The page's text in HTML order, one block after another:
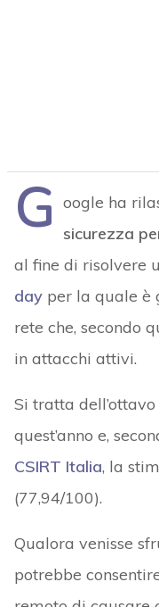
G oogle ha
sicurezza
al fine di risolvere
dayper la quale è
rete che, secondo
in attacchi attivi.
Si tratta
quest’anno e,
CSIRT Italia, la
(77,94/100).
Qualora venisse
potrebbe